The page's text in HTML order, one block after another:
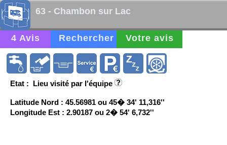
63 - Chambon sur Lac
4 Avis Rechercher Votre avis
Etat : Lieu visité par l'équipe
Latitude Nord : 45.56981 ou 45� 34' 11,316''
Longitude Est : 2.90187 ou 2� 54' 6,732''